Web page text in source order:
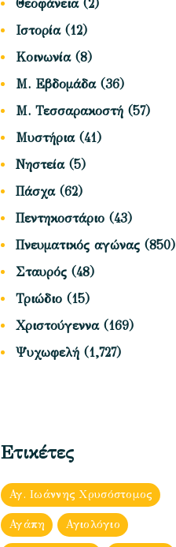
Θεοφάνεια(2)
Ιστορία(12)
Κοινωνία(8)
Μ. Εβδομάδα(36)
Μ. Τεσσαρακοστή (57)
Μυστήρια(41)
Νηστεία(5)
Πάσχα(62)
Πεντηκοστάριο (43)
Πνευματικός αγώνας (850)
Σταυρός (48)
Τριώδιο (15)
Χριστούγεννα(169)
Ψυχωφελή (1,727)
Ετικέτες
Αγ. Ιωάννης Χρυσόστομος
Αγάπη Αγιολόγιο